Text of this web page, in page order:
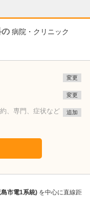
の 病院・クリニック
変更
変更
、専門、症状など
追加
市電1系統) を中心に直線距